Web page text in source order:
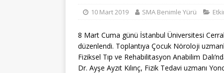
10 Mart 2019 SMA Benimle Yürü
8 Mart Cuma günü İstanbul Üniversitesi
düzenlendi. Toplantıya Çocuk Nöroloji
Fiziksel Tıp ve Rehabilitasyon Anabilim
Dr. Ayşe Ayzıt Kılınç, Fizik Tedavi uzmanı